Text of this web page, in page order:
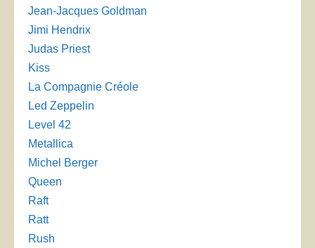
Jean-Jacques Goldman
Jimi Hendrix
Judas Priest
Kiss
La Compagnie Créole
Led Zeppelin
Level 42
Metallica
Michel Berger
Queen
Raft
Ratt
Rush